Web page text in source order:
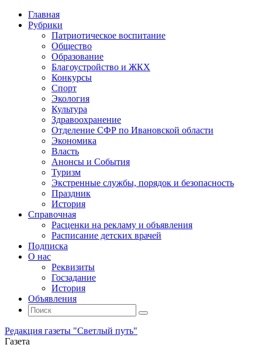
Главная
Рубрики
Патриотическое воспитание
Общество
Образование
Благоустройство и ЖКХ
Конкурсы
Спорт
Экология
Культура
Здравоохранение
Отделение СФР по Ивановской области
Экономика
Власть
Анонсы и События
Туризм
Экстренные службы, порядок и безопасность
Праздник
История
Справочная
Расценки на рекламу и объявления
Расписание детских врачей
Подписка
О нас
Реквизиты
Госзадание
История
Объявления
Поиск
Искать:
Поиск
Редакция газеты "Светлый путь"
Газета